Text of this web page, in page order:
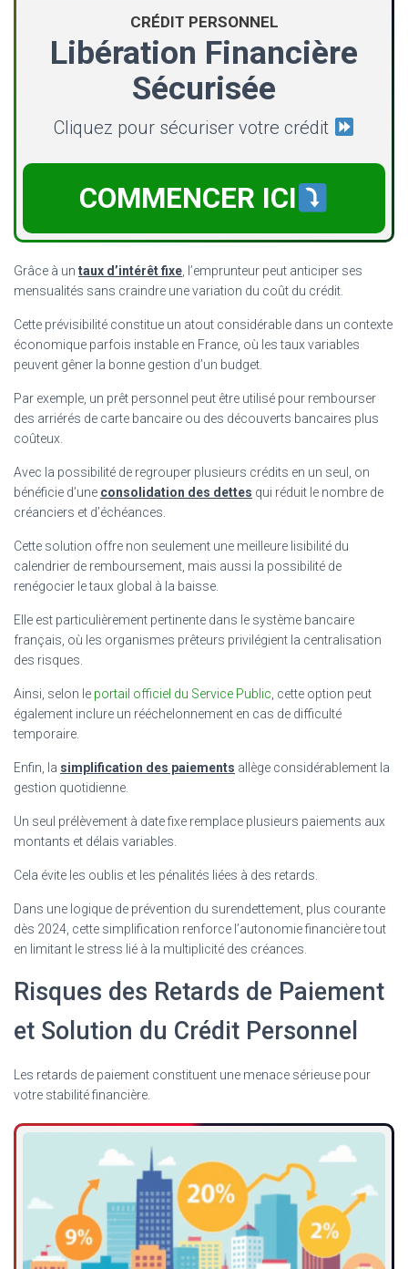
CRÉDIT PERSONNEL
Libération Financière
Sécurisée
Cliquez pour sécuriser votre crédit
COMMENCER ICI
Grâce à un taux d’intérêt fixe , l’emprunteur peut anticiper ses
mensualités sans craindre une variation du coût du crédit.
Cette prévisibilité constitue un atout considérable dans un contexte
économique parfois instable en France, où les taux variables
peuvent gêner la bonne gestion d’un budget.
Par exemple, un prêt personnel peut être utilisé pour rembourser
des arriérés de carte bancaire ou des découverts bancaires plus
coûteux.
Avec la possibilité de regrouper plusieurs crédits en un seul, on
bénéficie d’une consolidation des dettes qui réduit le nombre de
créanciers et d’échéances.
Cette solution offre non seulement une meilleure lisibilité du
calendrier de remboursement, mais aussi la possibilité de
renégocier le taux global à la baisse.
Elle est particulièrement pertinente dans le système bancaire
français, où les organismes prêteurs privilégient la centralisation
des risques.
Ainsi, selon le portail officiel du Service Public , cette option peut
également inclure un rééchelonnement en cas de difficulté
temporaire.
Enfin, la simplification des paiements allège considérablement la
gestion quotidienne.
Un seul prélèvement à date fixe remplace plusieurs paiements aux
montants et délais variables.
Cela évite les oublis et les pénalités liées à des retards.
Dans une logique de prévention du surendettement, plus courante
dès 2024, cette simplification renforce l’autonomie financière tout
en limitant le stress lié à la multiplicité des créances.
Risques des Retards de Paiement
et Solution du Crédit Personnel
Les retards de paiement constituent une menace sérieuse pour
votre stabilité financière.